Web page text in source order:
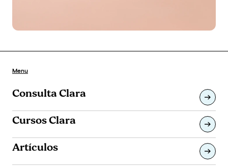
Menu
Consulta Clara
Cursos Clara
Artículos